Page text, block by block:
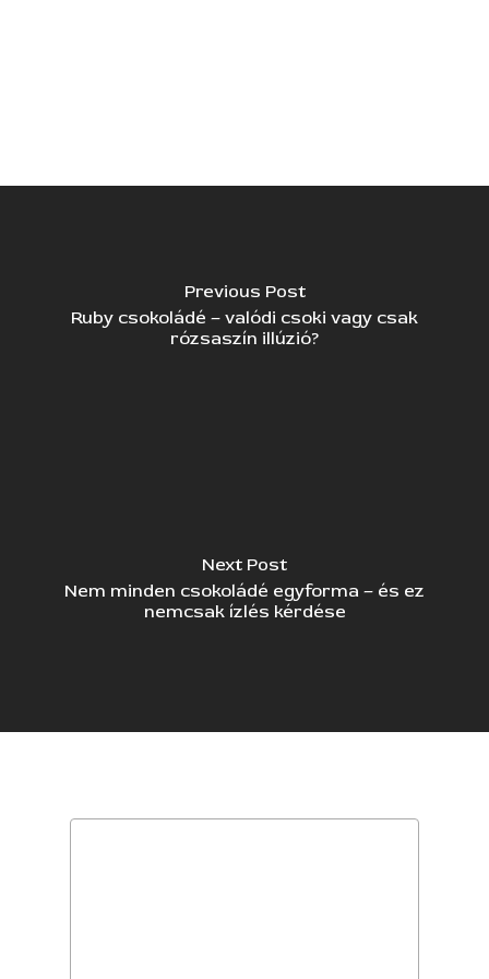
Previous Post
Ruby csokoládé – valódi csoki vagy csak
rózsaszín illúzió?
Next Post
Nem minden csokoládé egyforma – és ez
nemcsak ízlés kérdése